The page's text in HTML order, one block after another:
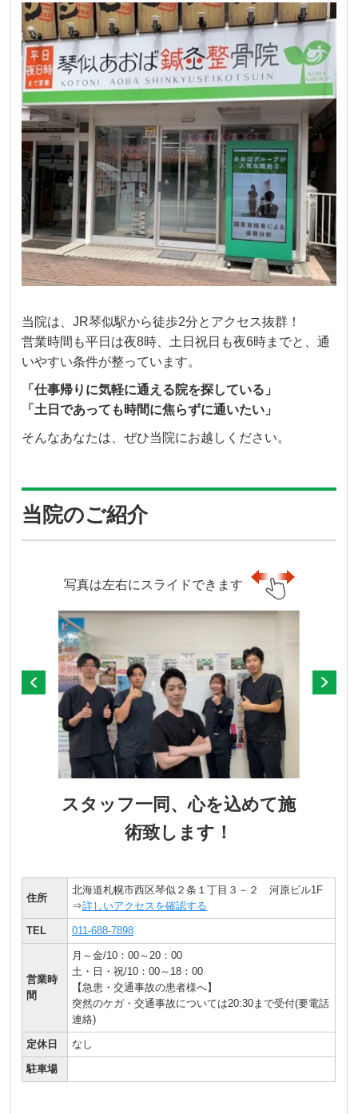
当院は、JR琴似駅から徒歩2分とアクセス抜群！
営業時間も平日は夜8時、土日祝日も夜6時までと、通
いやすい条件が整っています。
「仕事帰りに気軽に通える院を探している」
「土日であっても時間に焦らずに通いたい」
そんなあなたは、ぜひ当院にお越しください。
当院のご紹介
写真は左右にスライドできます
スタッフ一同、心を込めて施
術致します！
住所
北海道札幌市西区琴似２条１丁目３－２ 河原ビル1F
⇒詳しいアクセスを確認する
TEL 011-688-7898
営業時
間
月～金/10：00～20：00
土・日・祝/10：00～18：00
【急患・交通事故の患者様へ】
突然のケガ・交通事故については20:30まで受付(要電話
連絡)
定休日 なし
駐車場